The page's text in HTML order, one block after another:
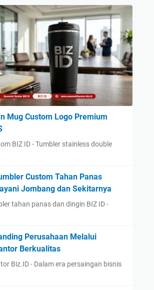
Mug Custom Logo Premium
BIZ ID - Tumbler stainless double
Custom Tahan Panas
Jombang dan Sekitarnya
tahan panas dan dingin BIZ ID -
Perusahaan Melalui
Berkualitas
Biz.ID - Dalam era persaingan bisnis